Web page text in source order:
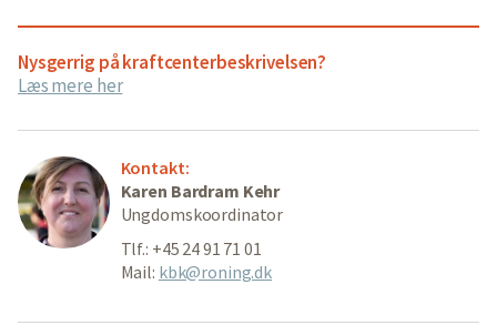
Nysgerrig på kraftcenterbeskrivelsen?
Læs mere her
Kontakt:
Karen Bardram Kehr
Ungdomskoordinator
Tlf.: +45 24 91 71 01
Mail: kbk@roning.dk